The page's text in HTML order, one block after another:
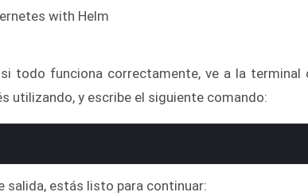
todo funciona correctamente, ve a la terminal
utilizando, y escribe el siguiente comando:
salida, estás listo para continuar: